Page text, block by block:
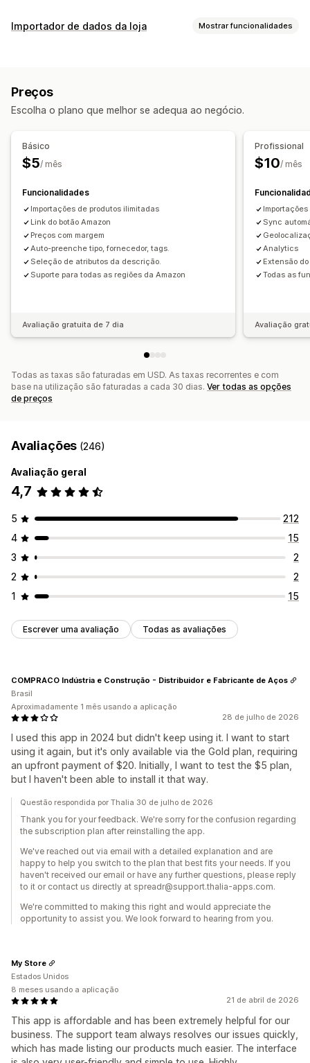
Importador de dados da loja Mostrar funcionalidades
Sincronização de inventário
Sincronização de produtos
Sincronização em tempo real
Migração de dados
Atualizações em lote
Preços
Escolha o plano que melhor se adequa ao negócio.
Básico
$5/ mês
Funcionalidades
Importações de produtos ilimitadas
Link do botão Amazon
Preços com margem
Auto-preenche tipo, fornecedor, tags.
Seleção de atributos da descrição.
Suporte para todas as regiões da Amazon
Avaliação gratuita de 7 dia
Profissional
$10/ mês
Sync
Analytics
Extensão
Todas as
Avaliação
Todas as taxas são faturadas em USD. As taxas recorrentes e com
base na utilização são faturadas a cada 30 dias. Ver todas as opções
de preços
Avaliações (246)
Avaliação geral
4,7
5
212
4
15
3
2
2
2
1
15
Escrever uma avaliação Todas as avaliações
28 de julho de 2026
I used this app in 2024 but didn't keep using it. I want to start
using it again, but it's only available via the Gold plan, requiring
an upfront payment of $20. Initially, I want to test the $5 plan,
but I haven't been able to install it that way.
COMPRACO Indústria e Construção - Distribuidor e Fabricante de Aços
Brasil
Aproximadamente 1 mês usando a aplicação
Questão respondida por Thalia 30 de julho de 2026
Thank you for your feedback. We're sorry for the confusion regarding
the subscription plan after reinstalling the app.
We've reached out via email with a detailed explanation and are
happy to help you switch to the plan that best fits your needs. If you
haven't received our email or have any further questions, please reply
to it or contact us directly at spreadr@support.thalia-apps.com.
We're committed to making this right and would appreciate the
opportunity to assist you. We look forward to hearing from you.
21 de abril de 2026
This app is affordable and has been extremely helpful for our
business. The support team always resolves our issues quickly,
which has made listing our products much easier. The interface
My Store
Estados Unidos
8 meses usando a aplicação